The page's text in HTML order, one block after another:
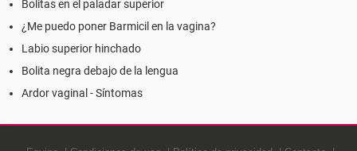
Bolitas en el paladar superior
¿Me puedo poner Barmicil en la vagina?
Labio superior hinchado
Bolita negra debajo de la lengua
Ardor vaginal - Síntomas